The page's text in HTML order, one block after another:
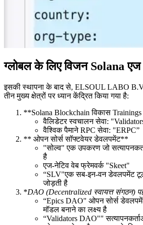
ग्लोबल के लिए विजन Solana
इसकी स्थापना के बाद से, ELSOUL LABO
तीन मुख्य क्षेत्रों पर ध्यान केंद्रित किया गया है:
**Solana Blockchain विकास Trainings
वैलिडेटर स्वचालन सेवा:
वैश्विक पैमाने RPC सेवा: "ERPC”
** ओपन सोर्स सॉफ्टवेयर डेवलपमेंट**
"सोल्व" एक उपकरण जो
है
एज-नेटिव वेब फ्रेमवर्क "Skeet"
“SLV"एक सब-इन-वन डेवलपमेंट
जोड़ती है
*DAO (Decentralized स्वायत्त संगठन)
“Epics DAO" ओपन सोर्स
मॉडल बनाने का लक्ष्य है
“Validators DAO""